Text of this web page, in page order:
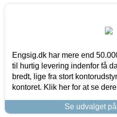
Engsig.dk har mere end
til hurtig levering indenfor få
bredt, lige fra stort
kontoret. Klik her for at se
Se udvalget